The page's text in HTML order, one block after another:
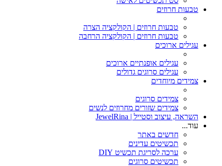
טבעות חרוזים
טבעות חרוזים | הקולקציה הצרה
טבעות חרוזים | הקולקציה הרחבה
עגילים ארוכים
עגילים אופנתיים ארוכים
עגילים סרוגים גדולים
צמידים מיוחדים
צמידים סרוגים
צמידים שזורים מחרוזים לנשים
השראה, עיצוב וסטייל | JewelRina
עוד...
חדשים באתר
תכשיטים עדינים
ערכה לסריגת תכשיט DIY
תכשיטים סרוגים